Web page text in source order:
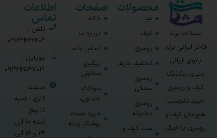
مشکات برند
فاخر ایرانی برای
بانوی ایرانی
دنیای رنگارنگ
کیف و روسری
خرید دلچسب
هم‌زمان کیف و
روسری با خیال
محصولات
عبا
کیف
روسری
تخفیف دارها
روسری
مشکی
روسری
دخترانه
ست کیف و
صفحات
خانه
درباره ما
تماس با ما
پیگیری
سفارش
سوالات
متداول
خرید عمده
پوشاک زنانه
اطلاعات
تماس
تلفن :
02122462402
موبایل :
09364547021
ساعت
کاری : شنبه
تا پنج
شنبه 10 الی
14 و 16 الی